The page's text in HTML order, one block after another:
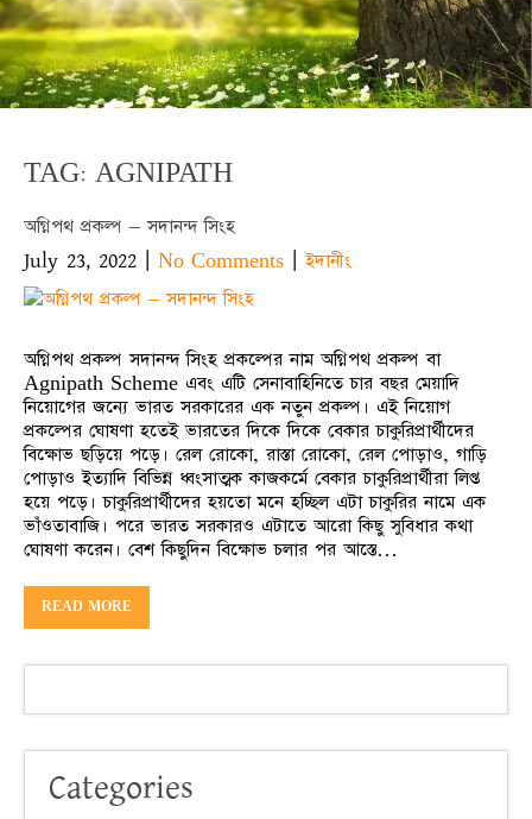
TAG: AGNIPATH
অগ্নিপথ প্রকল্প – সদানন্দ সিংহ
July 23, 2022 | No Comments |ইদানীং
অগ্নিপথ প্রকল্প সদানন্দ সিংহ প্রকল্পের নাম অগ্নিপথ প্রকল্প বা
Agnipath Scheme এবং এটি সেনাবাহিনিতে চার বছর মেয়াদি
নিয়োগের জন্যে ভারত সরকারের এক নতুন প্রকল্প। এই নিয়োগ
প্রকল্পের ঘোষণা হতেই ভারতের দিকে দিকে বেকার চাকুরিপ্রার্থীদের
বিক্ষোভ ছড়িয়ে পড়ে। রেল রোকো, রাস্তা রোকো, রেল পোড়াও, গাড়ি
পোড়াও ইত্যাদি বিভিন্ন ধ্বংসাত্মক কাজকর্মে বেকার চাকুরিপ্রার্থীরা লিপ্ত
হয়ে পড়ে। চাকুরিপ্রার্থীদের হয়তো মনে হচ্ছিল এটা চাকুরির নামে এক
ভাঁওতাবাজি। পরে ভারত সরকারও এটাতে আরো কিছু সুবিধার কথা
ঘোষণা করেন। বেশ কিছুদিন বিক্ষোভ চলার পর আস্তে…
READ MORE
Categories